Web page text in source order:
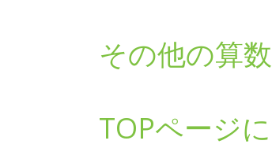
その他の算
TOPページ